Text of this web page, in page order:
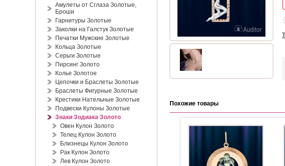
Амулеты от Сглаза Золотые,
Броши
Гарнитуры Золотые
Заколки на Галстук Золотые
Печатки Мужские Золотые
Кольца Золотые
Серьги Золотые
Пирсинг Золото
Колье Золотое
Цепочки и Браслеты Золотые
Браслеты Фигурные Золотые
Крестики Нательные Золотые
Подвески Кулоны Золотые
Знаки Зодиака Золото
Овен Кулон Золото
Телец Кулон Золото
Близнецы Кулон Золото
Рак Кулон Золото
Лев Кулон Золото
Похожие товары